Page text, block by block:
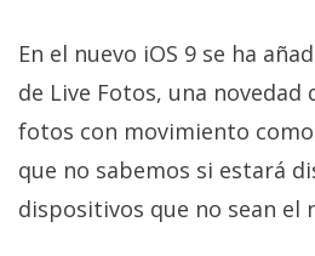
En el nuevo iOS 9 se ha
de Live Fotos, una
fotos con movimiento
que no sabemos si estará
dispositivos que no sean el